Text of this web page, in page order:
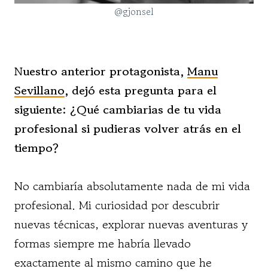
@gjonsel
Nuestro anterior protagonista, Manu
Sevillano, dejó esta pregunta para el
siguiente: ¿Qué cambiarias de tu vida
profesional si pudieras volver atrás en el
tiempo?
No cambiaría absolutamente nada de mi vida
profesional. Mi curiosidad por descubrir
nuevas técnicas, explorar nuevas aventuras y
formas siempre me habría llevado
exactamente al mismo camino que he